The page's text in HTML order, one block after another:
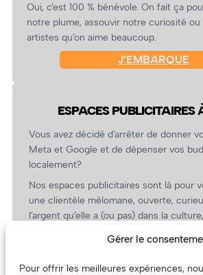
Gérer le
Pour offrir les meilleures expériences,
Oui, c’est 100 % bénévole. On fait ça
notre plume, assouvir notre curiosité ou
artistes qu’on aime beaucoup.
J’EMBARQUE
ESPACES PUBLICITAIRES
Vous avez décidé d’arrêter de donner
Meta et Google et de dépenser vos
localement?
Nos espaces publicitaires sont là pour
une clientèle mélomane, ouverte,
l’argent qu’elle a (ou pas) dans la
revient.